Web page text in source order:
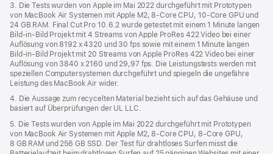
3. Die Tests wurden von Apple im Mai 2022 durchgeführt mit Prototypen
von MacBook Air Systemen mit Apple M2, 8‑Core CPU, 10‑Core GPU und
24 GB RAM. Final Cut Pro 10.6.2 wurde getestet mit einem 1 Minute langen
Bild‑in‑Bild Projekt mit 4 Streams von Apple ProRes 422 Video bei einer
Auflösung von 8192 x 4320 und 30 fps sowie mit einem 1 Minute langen
Bild‑in‑Bild Projekt mit 20 Streams von Apple ProRes 422 Video bei einer
Auflösung von 3840 x 2160 und 29,97 fps. Die Leistungstests werden mit
speziellen Computersystemen durchgeführt und spiegeln die ungefähre
Leistung des MacBook Air wider.
4. Die Aussage zum recycelten Material bezieht sich auf das Gehäuse und
basiert auf Überprüfungen der UL LLC.
5. Die Tests wurden von Apple im Mai 2022 durchgeführt mit Prototypen
von MacBook Air Systemen mit Apple M2, 8‑Core CPU, 8‑Core GPU,
8 GB RAM und 256 GB SSD. Der Test für drahtloses Surfen misst die